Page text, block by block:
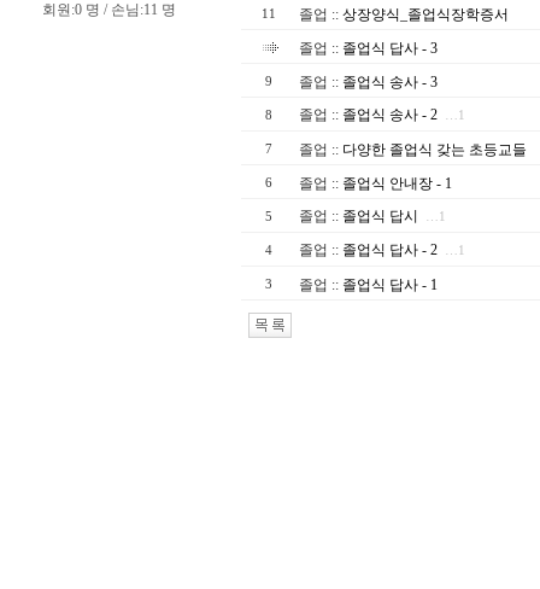
회원:0 명 / 손님:11 명 11 졸업 :: 상장양식_졸업식장학증서
졸업 :: 졸업식 답사 - 3
9 졸업 :: 졸업식 송사 - 3
8 졸업 :: 졸업식 송사 - 2 …1
7 졸업 :: 다양한 졸업식 갖는 초등교들
6 졸업 :: 졸업식 안내장 - 1
5 졸업 :: 졸업식 답시 …1
4 졸업 :: 졸업식 답사 - 2 …1
3 졸업 :: 졸업식 답사 - 1